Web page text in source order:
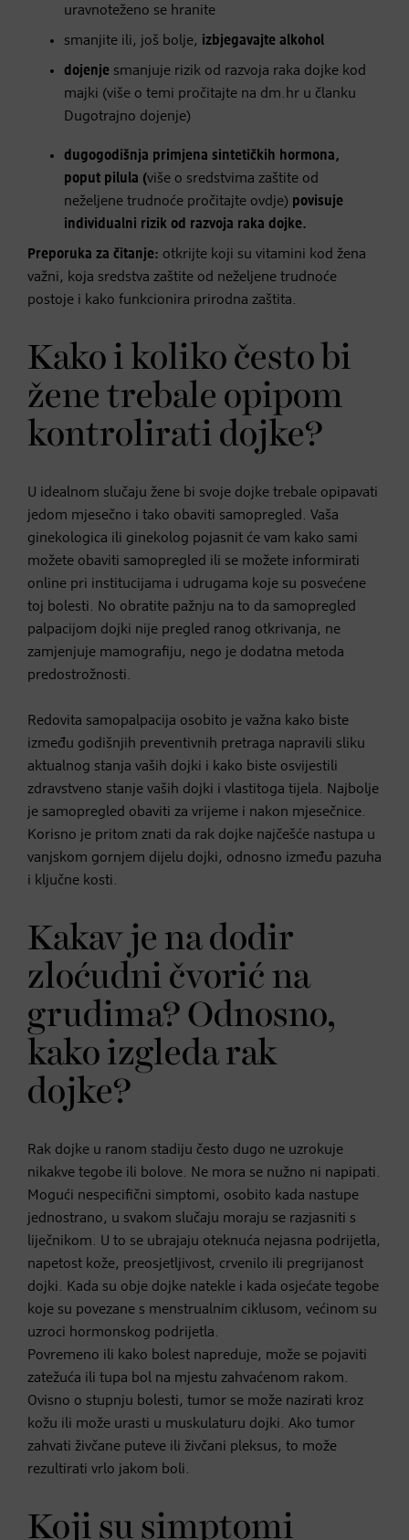
uravnoteženo se hranite
smanjite ili, još bolje, izbjegavajte alkohol
dojenje smanjuje rizik od razvoja raka dojke kod
majki (više o temi pročitajte na dm.hr u članku
Dugotrajno dojenje)
dugogodišnja primjena sintetičkih hormona,
poput pilula (više o sredstvima zaštite od
neželjene trudnoće pročitajte ovdje) povisuje
individualni rizik od razvoja raka dojke.
Preporuka za čitanje: otkrijte koji su vitamini kod žena
važni, koja sredstva zaštite od neželjene trudnoće
postoje i kako funkcionira prirodna zaštita.
Kako i koliko često bi
žene trebale opipom
kontrolirati dojke?
U idealnom slučaju žene bi svoje dojke trebale opipavati
jedom mjesečno i tako obaviti samopregled. Vaša
ginekologica ili ginekolog pojasnit će vam kako sami
možete obaviti samopregled ili se možete informirati
online pri institucijama i udrugama koje su posvećene
toj bolesti. No obratite pažnju na to da samopregled
palpacijom dojki nije pregled ranog otkrivanja, ne
zamjenjuje mamografiju, nego je dodatna metoda
predostrožnosti.
Redovita samopalpacija osobito je važna kako biste
između godišnjih preventivnih pretraga napravili sliku
aktualnog stanja vaših dojki i kako biste osvijestili
zdravstveno stanje vaših dojki i vlastitoga tijela. Najbolje
je samopregled obaviti za vrijeme i nakon mjesečnice.
Korisno je pritom znati da rak dojke najčešće nastupa u
vanjskom gornjem dijelu dojki, odnosno između pazuha
i ključne kosti.
Kakav je na dodir
zloćudni čvorić na
grudima? Odnosno,
kako izgleda rak
dojke?
Rak dojke u ranom stadiju često dugo ne uzrokuje
nikakve tegobe ili bolove. Ne mora se nužno ni napipati.
Mogući nespecifični simptomi, osobito kada nastupe
jednostrano, u svakom slučaju moraju se razjasniti s
liječnikom. U to se ubrajaju oteknuća nejasna podrijetla,
napetost kože, preosjetljivost, crvenilo ili pregrijanost
dojki. Kada su obje dojke natekle i kada osjećate tegobe
koje su povezane s menstrualnim ciklusom, većinom su
uzroci hormonskog podrijetla.
Povremeno ili kako bolest napreduje, može se pojaviti
zatežuća ili tupa bol na mjestu zahvaćenom rakom.
Ovisno o stupnju bolesti, tumor se može nazirati kroz
kožu ili može urasti u muskulaturu dojki. Ako tumor
zahvati živčane puteve ili živčani pleksus, to može
rezultirati vrlo jakom boli.
Koji su simptomi